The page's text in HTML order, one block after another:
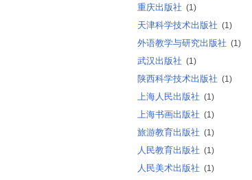
重庆出版社 (1)
天津科学技术出版社 (1)
外语教学与研究出版社 (1)
武汉出版社 (1)
陕西科学技术出版社 (1)
上海人民出版社 (1)
上海书画出版社 (1)
旅游教育出版社 (1)
人民教育出版社 (1)
人民美术出版社 (1)